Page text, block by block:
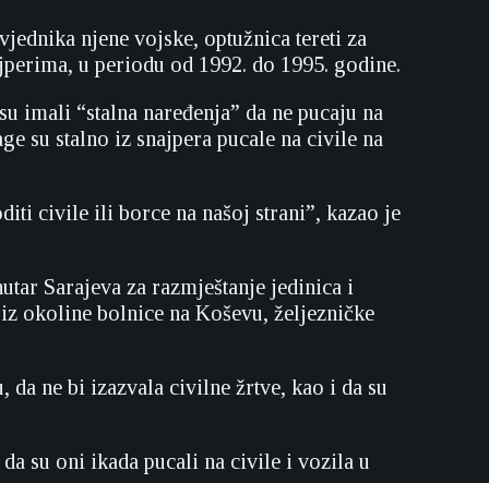
njene vojske, optužnica tereti za
u periodu od 1992. do 1995. godine.
“stalna naređenja” da ne pucaju na
su stalno iz snajpera pucale na civile na
civile ili borce na našoj strani”, kazao je
Sarajeva za razmještanje jedinica i
okoline bolnice na Koševu, željezničke
da ne bi izazvala civilne žrtve, kao i da su
su oni ikada pucali na civile i vozila u